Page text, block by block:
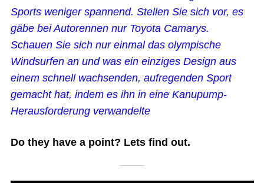
Sports weniger spannend. Stellen Sie sich vor, es
gäbe bei Autorennen nur Toyota Camarys.
Schauen Sie sich nur einmal das olympische
Windsurfen an und was ein einziges Design aus
einem schnell wachsenden, aufregenden Sport
gemacht hat, indem es ihn in eine Kanupump-
Herausforderung verwandelte
Do they have a point? Lets find out.